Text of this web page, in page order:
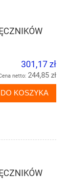
301,17 zł
netto: 244,85 zł
DO KOSZYKA